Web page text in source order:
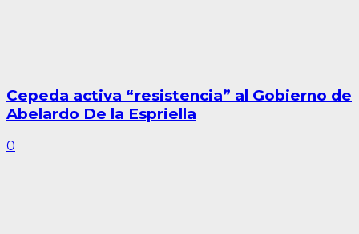
Cepeda activa “resistencia” al Gobierno de
Abelardo De la Espriella
0